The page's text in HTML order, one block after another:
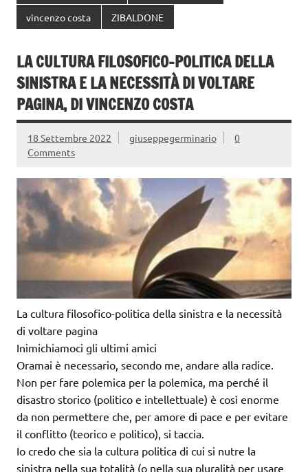
vincenzo costa ZIBALDONE
LA CULTURA FILOSOFICO-POLITICA DELLA
SINISTRA E LA NECESSITÀ DI VOLTARE
PAGINA, DI VINCENZO COSTA
18 Settembre 2022 giuseppegerminario
0
Comments
La cultura filosofico-politica della sinistra e la necessità
di voltare pagina
Inimichiamoci gli ultimi amici
Oramai è necessario, secondo me, andare alla radice.
Non per fare polemica per la polemica, ma perché il
disastro storico (politico e intellettuale) è così enorme
da non permettere che, per amore di pace e per evitare
il conflitto (teorico e politico), si taccia.
Io credo che sia la cultura politica di cui si nutre la
sinistra nella sua totalità (o nella sua pluralità per usare